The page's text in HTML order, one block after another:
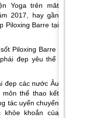
Yoga trên măt
2017, hay gần
Piloxing Barre tại
đẹp các nước Âu
môn thể thao kết
tác uyển chuyển
khỏe khoắn của